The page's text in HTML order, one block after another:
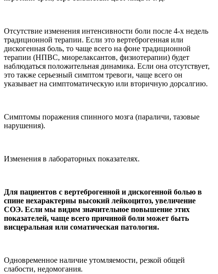
Отсутствие изменения ин­тенсивности боли после 4-х недель
традиционной тера­пии. Если это вертеброген­ная или
дискогенная боль, то чаще всего на фоне тра­диционной
терапии (НПВС, миорелаксантов, физиотера­пии) будет
наблюдаться по­ложительная динамика. Если она отсутствует,
это также се­рьезный симптом тревоги, чаще всего он
указывает на симптоматическую или вто­ричную дорсалгию.
Симптомы поражения спинного мозга (параличи, тазовые
нарушения).
Изменения в лаборатор­ных показателях.
Для пациентов с вертеброгенной и диско­генной болью в
спине не­характерны высокий лей­коцитоз, увеличение
СОЭ. Если мы видим значи­тельное повышение этих
показателей, чаще все­го причиной боли может быть
висцеральная или соматическая патология.
Одновременное нали­чие утомляемости, резкой об­щей
слабости, недомогания.